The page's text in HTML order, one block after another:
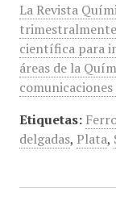
La Revista
científica para
áreas de la
Etiquetas:
delgadas, Plata,